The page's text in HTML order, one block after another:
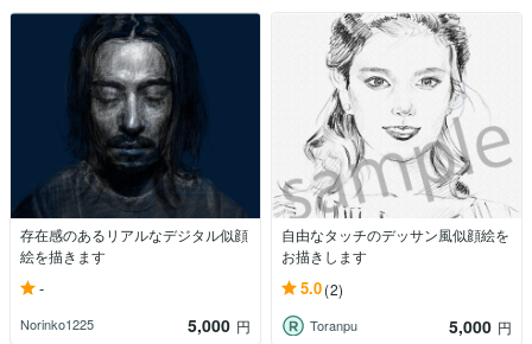
存在感のあるリアルなデジタル似顔
絵を描きます
-
Norinko1225 5,000 円
自由なタッチのデッサン風似顔絵を
お描きします
5.0(2)
Toranpu 5,000 円